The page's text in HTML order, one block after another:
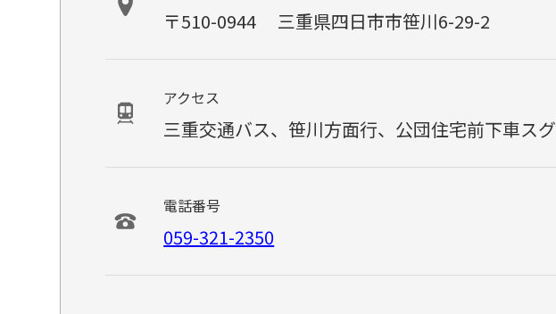
〒510-0944 三重県四日市市笹川6-29-2
アクセス
三重交通バス、笹川方面行、公団住宅前下車スグ
電話番号
059-321-2350